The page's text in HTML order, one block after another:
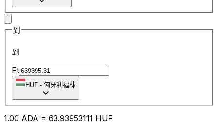
到
到
Ft
HUF - 匈牙利福林
1.00 ADA = 63.93953111 HUF